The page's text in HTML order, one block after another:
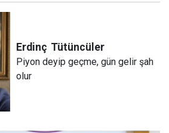
Erdinç Tütüncüler
Piyon deyip geçme, gün gelir şah
olur